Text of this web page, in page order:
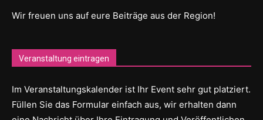
Wir freuen uns auf eure Beiträge aus der Region!
Veranstaltung eintragen
Im Veranstaltungskalender ist Ihr Event sehr gut platziert.
Füllen Sie das Formular einfach aus, wir erhalten dann